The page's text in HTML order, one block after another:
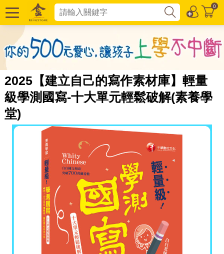
0
2025【建立自己的寫作素材庫】輕量
級學測國寫-十大單元輕鬆破解(素養學
堂)